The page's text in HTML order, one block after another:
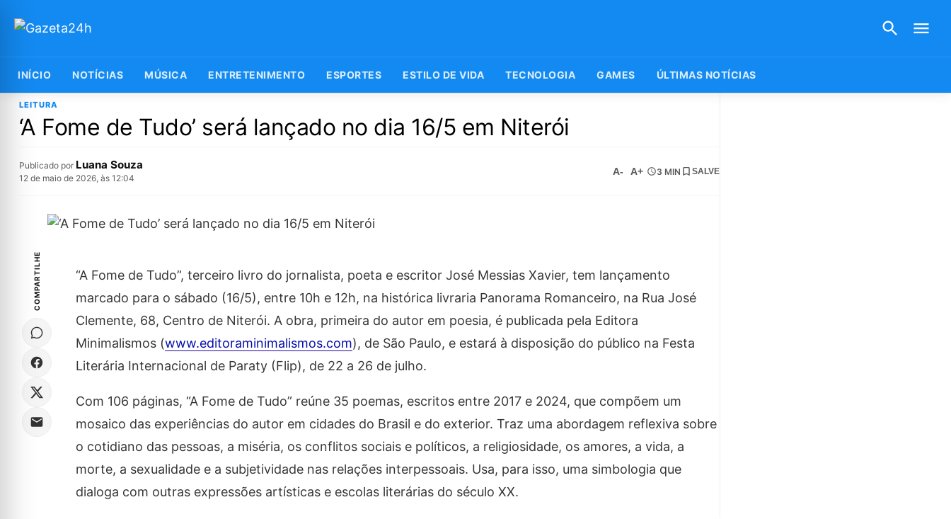
INÍCIO NOTÍCIAS MÚSICA ENTRETENIMENTO ESPORTES ESTILO DE VIDA TECNOLOGIA GAMES ÚLTIMAS NOTÍCIAS
LEITURA
‘A Fome de Tudo’ será lançado no dia 16/5 em Niterói
Publicado por Luana Souza
12 de maio de 2026, às 12:04
A- A+ 3 MIN SALVE
COMPARTILHE
“A Fome de Tudo”, terceiro livro do jornalista, poeta e escritor José Messias Xavier, tem lançamento
marcado para o sábado (16/5), entre 10h e 12h, na histórica livraria Panorama Romanceiro, na Rua José
Clemente, 68, Centro de Niterói. A obra, primeira do autor em poesia, é publicada pela Editora
Minimalismos (www.editoraminimalismos.com), de São Paulo, e estará à disposição do público na Festa
Literária Internacional de Paraty (Flip), de 22 a 26 de julho.
Com 106 páginas, “A Fome de Tudo” reúne 35 poemas, escritos entre 2017 e 2024, que compõem um
mosaico das experiências do autor em cidades do Brasil e do exterior. Traz uma abordagem reflexiva sobre
o cotidiano das pessoas, a miséria, os conflitos sociais e políticos, a religiosidade, os amores, a vida, a
morte, a sexualidade e a subjetividade nas relações interpessoais. Usa, para isso, uma simbologia que
dialoga com outras expressões artísticas e escolas literárias do século XX.